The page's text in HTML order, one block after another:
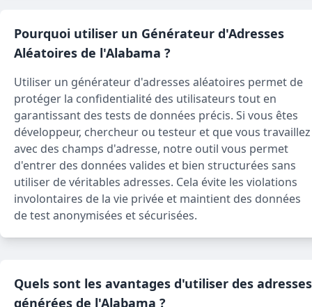
Pourquoi utiliser un Générateur d'Adresses
Aléatoires de l'Alabama ?
Utiliser un générateur d'adresses aléatoires permet de
protéger la confidentialité des utilisateurs tout en
garantissant des tests de données précis. Si vous êtes
développeur, chercheur ou testeur et que vous travaillez
avec des champs d'adresse, notre outil vous permet
d'entrer des données valides et bien structurées sans
utiliser de véritables adresses. Cela évite les violations
involontaires de la vie privée et maintient des données
de test anonymisées et sécurisées.
Quels sont les avantages d'utiliser des adresses
générées de l'Alabama ?